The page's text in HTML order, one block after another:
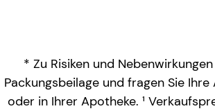
* Zu Risiken und
Packungsbeilage und fragen Sie
oder in Ihrer Apotheke. ¹